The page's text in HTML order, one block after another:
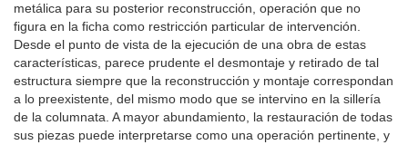
metálica para su posterior reconstrucción, operación que no
figura en la ficha como restricción particular de intervención.
Desde el punto de vista de la ejecución de una obra de estas
características, parece prudente el desmontaje y retirado de tal
estructura siempre que la reconstrucción y montaje correspondan
a lo preexistente, del mismo modo que se intervino en la sillería
de la columnata. A mayor abundamiento, la restauración de todas
sus piezas puede interpretarse como una operación pertinente, y